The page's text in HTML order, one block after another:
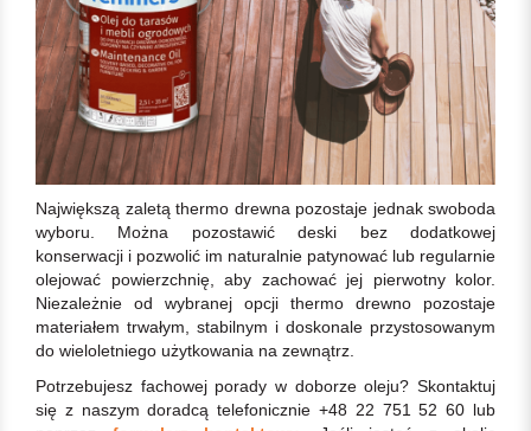
Największą zaletą thermo drewna pozostaje jednak swoboda
wyboru. Można pozostawić deski bez dodatkowej
konserwacji i pozwolić im naturalnie patynować lub regularnie
olejować powierzchnię, aby zachować jej pierwotny kolor.
Niezależnie od wybranej opcji thermo drewno pozostaje
materiałem trwałym, stabilnym i doskonale przystosowanym
do wieloletniego użytkowania na zewnątrz.
Potrzebujesz fachowej porady w doborze oleju? Skontaktuj
się z naszym doradcą telefonicznie +48 22 751 52 60 lub